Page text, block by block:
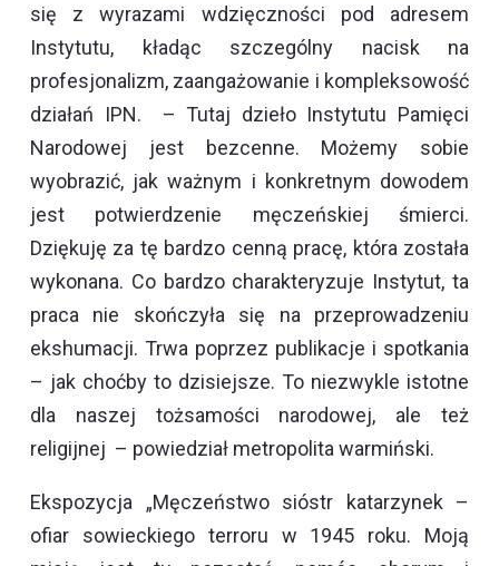
się z wyrazami wdzięczności pod adresem
Instytutu, kładąc szczególny nacisk na
profesjonalizm, zaangażowanie i kompleksowość
działań IPN. – Tutaj dzieło Instytutu Pamięci
Narodowej jest bezcenne. Możemy sobie
wyobrazić, jak ważnym i konkretnym dowodem
jest potwierdzenie męczeńskiej śmierci.
Dziękuję za tę bardzo cenną pracę, która została
wykonana. Co bardzo charakteryzuje Instytut, ta
praca nie skończyła się na przeprowadzeniu
ekshumacji. Trwa poprzez publikacje i spotkania
– jak choćby to dzisiejsze. To niezwykle istotne
dla naszej tożsamości narodowej, ale też
religijnej – powiedział metropolita warmiński.
Ekspozycja „Męczeństwo sióstr katarzynek –
ofiar sowieckiego terroru w 1945 roku. Moją